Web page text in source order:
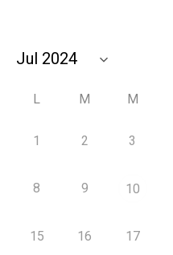
L M M
1 2 3
8 9 10
15 16 17